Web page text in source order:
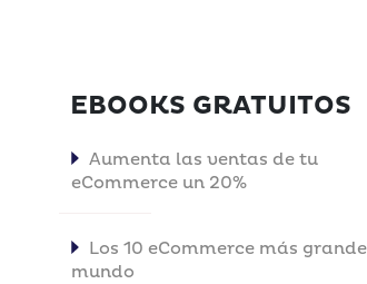
EBOOKS GRATUITOS
Aumenta las ventas de tu
eCommerce un 20%
Los 10 eCommerce más
mundo